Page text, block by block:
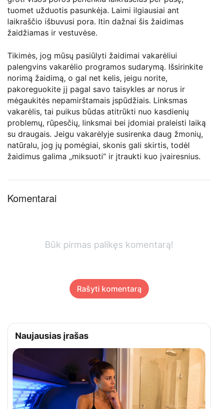
tuomet užduotis pasunkėja. Laimi ilgiausiai ant
laikraščio išbuvusi pora. Itin dažnai šis žaidimas
žaidžiamas ir vestuvėse.
Tikimės, jog mūsų pasiūlyti žaidimai vakarėliui
palengvins vakarėlio programos sudarymą. Išsirinkite
norimą žaidimą, o gal net kelis, jeigu norite,
pakoreguokite jį pagal savo taisykles ar norus ir
mėgaukitės nepamirštamais įspūdžiais. Linksmas
vakarėlis, tai puikus būdas atitrūkti nuo kasdienių
problemų, rūpesčių, linksmai bei įdomiai praleisti laiką
su draugais. Jeigu vakarėlyje susirenka daug žmonių,
natūralu, jog jų pomėgiai, skonis gali skirtis, todėl
žaidimus galima „miksuoti“ ir įtraukti kuo įvairesnius.
Komentarai
Būk pirmas palikęs komentarą!
Rašyti komentarą
Naujausias įrašas